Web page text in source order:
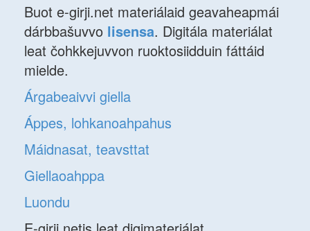
Buot e-girji.net materiálaid geavaheapmái
dárbbašuvvo lisensa. Digitála materiálat
leat čohkkejuvvon ruoktosiidduin fáttáid
mielde.
Árgabeaivvi giella
Áppes, lohkanoahpahus
Máidnasat, teavsttat
Giellaoahppa
Luondu